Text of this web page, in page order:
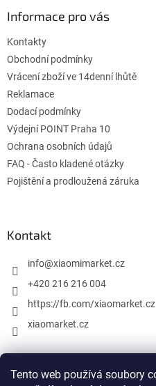
Tento web používá soubory
Informace pro vás
Kontakty
Obchodní podmínky
Vrácení zboží ve 14denní lhůtě
Reklamace
Dodací podmínky
Výdejní POINT Praha 10
Ochrana osobních údajů
FAQ - Často kladené otázky
Pojištění a prodloužená záruka
Kontakt
info@xiaomimarket.cz
+420 216 216 004
https://fb.com/xiaomarket.cz
xiaomarket.cz